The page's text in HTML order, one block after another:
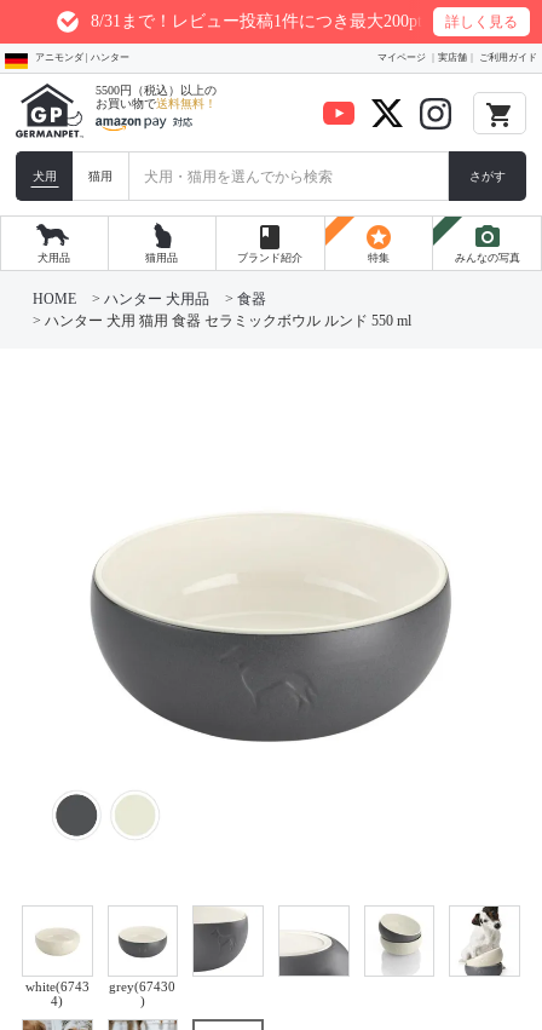
8/31まで！レビュー投稿1件につき最大200ptプレゼント詳しく見る
アニモンダ | ハンター マイページ 実店舗 ご利用ガイド
5500円（税込）以上の
お買い物で送料無料！ local_grocery_store
犬用 猫用 さがす
犬用品 猫用品
book
ブランド紹介
stars
特集
photo_camera
みんなの写真
HOME ハンター 犬用品
食器
ハンター 犬用 猫用 食器 セラミックボウル ルンド 550 ml
white(6743
4)
grey(67430
)